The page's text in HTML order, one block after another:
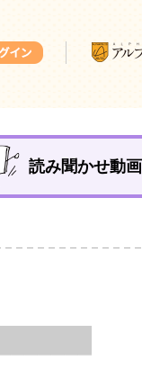
読み聞かせ動画